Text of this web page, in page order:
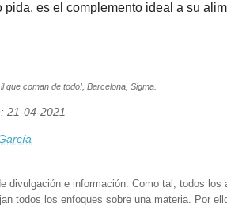
pida, es el complemento ideal a su
que coman de todo!, Barcelona, Sigma.
21-04-2021
divulgación e información. Como tal, todos
todos los enfoques sobre una materia. Por